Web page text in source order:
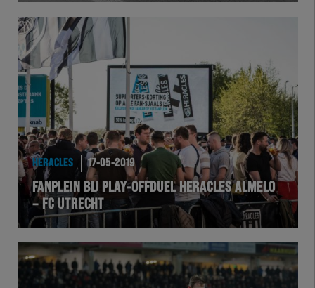
HERACLES 17-05-2019
FANPLEIN BIJ PLAY-OFFDUEL HERACLES ALMELO
– FC UTRECHT